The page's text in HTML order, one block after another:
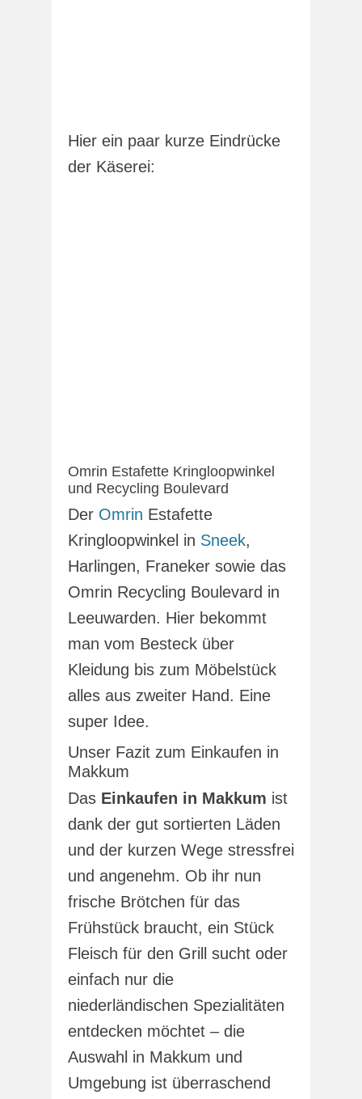
Hier ein paar kurze Eindrücke
der Käserei:
Omrin Estafette Kringloopwinkel
und Recycling Boulevard
Der Omrin Estafette
Kringloopwinkel in Sneek,
Harlingen, Franeker sowie das
Omrin Recycling Boulevard in
Leeuwarden. Hier bekommt
man vom Besteck über
Kleidung bis zum Möbelstück
alles aus zweiter Hand. Eine
super Idee.
Unser Fazit zum Einkaufen in
Makkum
Das Einkaufen in Makkum ist
dank der gut sortierten Läden
und der kurzen Wege stressfrei
und angenehm. Ob ihr nun
frische Brötchen für das
Frühstück braucht, ein Stück
Fleisch für den Grill sucht oder
einfach nur die
niederländischen Spezialitäten
entdecken möchtet – die
Auswahl in Makkum und
Umgebung ist überraschend